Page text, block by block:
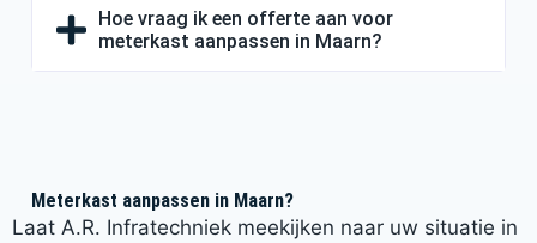
Hoe vraag ik een offerte aan voor
meterkast aanpassen in Maarn?
Meterkast aanpassen in Maarn?
Laat A.R. Infratechniek meekijken naar uw situatie in